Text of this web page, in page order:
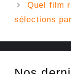
Quel film
sélections